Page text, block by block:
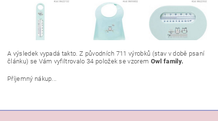
A výsledek vypadá takto. Z původních 711 výrobků (stav v době psaní
článku) se Vám vyfiltrovalo 34 položek se vzorem Owl family.
Příjemný nákup...